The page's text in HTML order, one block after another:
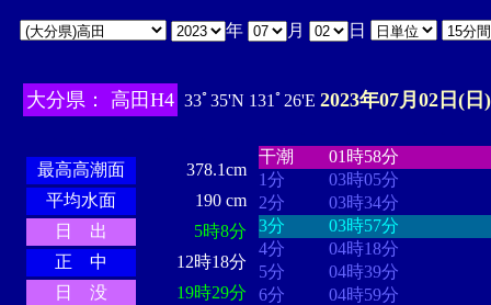
年 月 日
大分県： 高田H4 33ﾟ35'N 131ﾟ26'E 2023年07月02日(日)
最高高潮面
378.1cm
平均水面
190 cm
日 出
5時8分
正 中
12時18分
日 没
19時29分
干潮
01時58分
1分
03時05分
2分
03時34分
3分
03時57分
4分
04時18分
5分
04時39分
6分
04時59分